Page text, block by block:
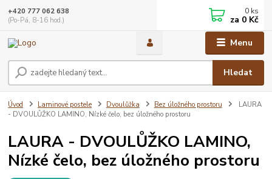
Menu
Hledat
+420 777 062 638
(Po-Pá, 8-16 hod.)
0 ks
za 0 Kč
Úvod Laminové postele Dvoulůžka Bez úložného prostoru
LAURA
- DVOULŮŽKO LAMINO, Nízké čelo, bez úložného prostoru
LAURA - DVOULŮŽKO LAMINO,
Nízké čelo, bez úložného prostoru